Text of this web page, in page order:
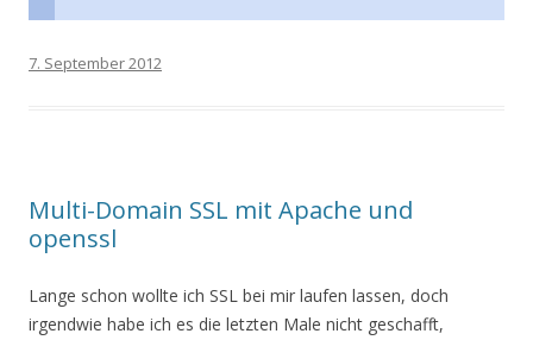
7. September 2012
Multi-Domain SSL mit Apache und
openssl
Lange schon wollte ich SSL bei mir laufen lassen, doch
irgendwie habe ich es die letzten Male nicht geschafft,